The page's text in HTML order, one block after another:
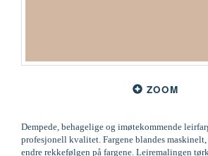
ZOOM
Dempede, behagelige og imøtekommende
profesjonell kvalitet. Fargene blandes
endre rekkefølgen på fargene. Leiremalingen